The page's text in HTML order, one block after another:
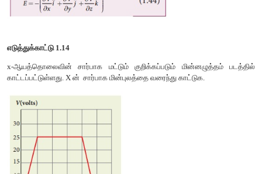
இதிலிருந்து, மின்புலமானது எதிர்க்குறியிடப்பட்ட மின்னழுத்தச்
என்றாகிறது. மேலே உள்ள சமன்பாடு (1.43) x - கூறுக்கு